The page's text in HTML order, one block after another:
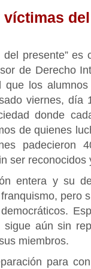
presente”
de Derecho
que los
viernes, día
donde
de quienes
padecieron
ser reconocidos
entera y su
pero
sigue aún sin
miembros.
para